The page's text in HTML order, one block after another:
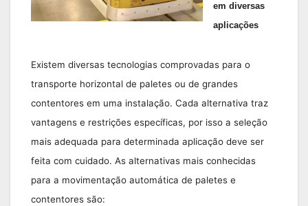
em diversas
aplicações
Existem diversas tecnologias comprovadas para o
transporte horizontal de paletes ou de grandes
contentores em uma instalação. Cada alternativa traz
vantagens e restrições específicas, por isso a seleção
mais adequada para determinada aplicação deve ser
feita com cuidado. As alternativas mais conhecidas
para a movimentação automática de paletes e
contentores são: